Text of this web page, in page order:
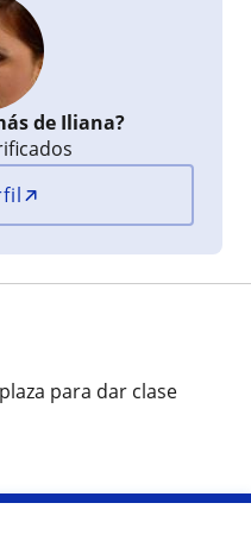
de Iliana?
para dar clase